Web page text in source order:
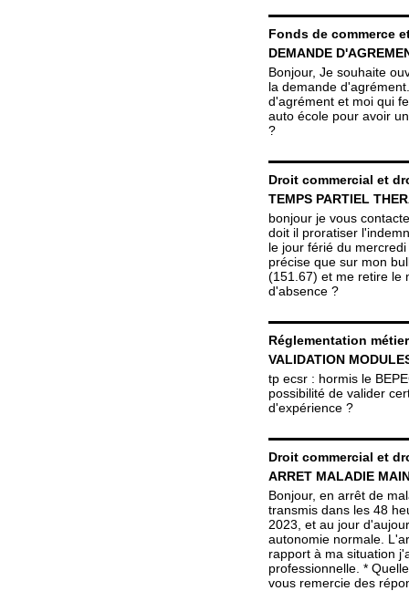
Fonds de commerce
DEMANDE
Bonjour, Je souhaite
la demande
d'agrément et moi qui
auto école pour avoir
?
Droit commercial et
TEMPS PARTIEL
bonjour je vous
doit il proratiser
le jour férié du
précise que sur mon
(151.67) et me retire le
d'absence ?
Réglementation
VALIDATION
tp ecsr : hormis le
possibilité de valider
d'expérience ?
Droit commercial et
ARRET MALADIE
Bonjour, en arrêt de
transmis dans les 48
2023, et au jour
autonomie normale.
rapport à ma situation
professionnelle. *
vous remercie des